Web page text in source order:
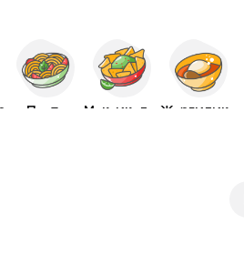
Паста